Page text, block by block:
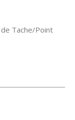
Tache/Point